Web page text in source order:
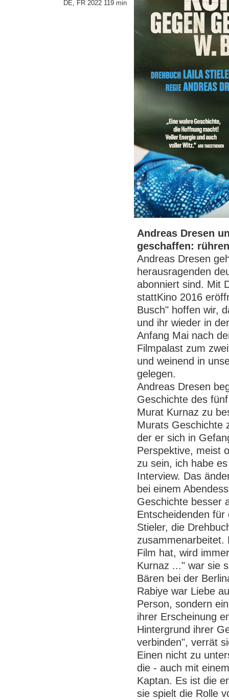
DE, FR 2022 119 min
Andreas Dresen
geschaffen:
Andreas Dresen
herausragenden
abonniert sind. Mit
stattKino 2016
Busch" hoffen wir,
und ihr wieder in
Anfang Mai nach
Filmpalast zum
und weinend in
gelegen.
Andreas Dresen
Geschichte des
Murat Kurnaz zu
Murats Geschichte
der er sich in
Perspektive, meist
zu sein, ich habe
Interview. Das
bei einem
Geschichte besser
Entscheidenden
Stieler, die
zusammenarbeitet.
Film hat, wird
Kurnaz ..." war sie
Bären bei der
Rabiye war Liebe
Person, sondern
ihrer Erscheinung
Hintergrund ihrer
verbinden", verrät
Einen nicht zu
die - auch mit
Kaptan. Es ist die
sie spielt die Rolle